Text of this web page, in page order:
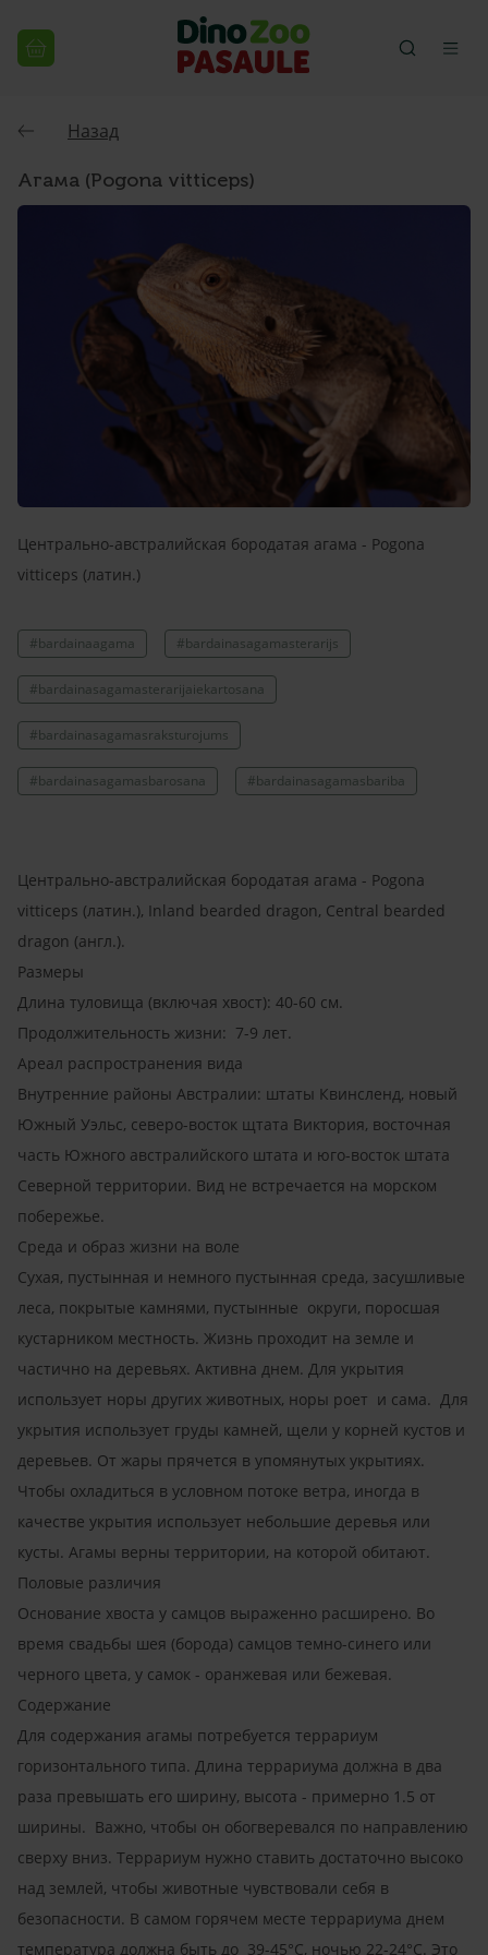
Назад
Агама (Pogona vitticeps)
Центрально-австралийская бородатая агама - Pogona
vitticeps (латин.)
#bardainaagama #bardainasagamasterarijs
#bardainasagamasterarijaiekartosana
#bardainasagamasraksturojums
#bardainasagamasbarosana #bardainasagamasbariba
Центрально-австралийская бородатая агама - Pogona
vitticeps (латин.), Inland bearded dragon, Central bearded
dragon (англ.).
Размеры
Длина туловища (включая хвост): 40-60 см.
Продолжительность жизни: 7-9 лет.
Ареал распространения вида
Внутренние районы Австралии: штаты Квинсленд, новый
Южный Уэльс, северо-восток щтата Виктория, восточная
часть Южного австралийского штата и юго-восток штата
Северной территории. Вид не встречается на морском
побережье.
Среда и образ жизни на воле
Сухая, пустынная и немного пустынная среда, засушливые
леса, покрытые камнями, пустынные округи, поросшая
кустарником местность. Жизнь проходит на земле и
частично на деревьях. Активна днем. Для укрытия
использует норы других животных, норы роет и сама. Для
укрытия использует груды камней, щели у корней кустов и
деревьев. От жары прячется в упомянутых укрытиях.
Чтобы охладиться в условном потоке ветра, иногда в
качестве укрытия использует небольшие деревья или
кусты. Агамы верны территории, на которой обитают.
Половые различия
Основание хвоста у самцов выраженно расширено. Во
время свадьбы шея (борода) самцов темно-синего или
черного цвета, у самок - оранжевая или бежевая.
Содержание
Для содержания агамы потребуется террариум
горизонтального типа. Длина террариума должна в два
раза превышать его ширину, высота - примерно 1.5 от
ширины. Важно, чтобы он обогверевался по направлению
сверху вниз. Террариум нужно ставить достаточно высоко
над землей, чтобы животные чувствовали себя в
безопасности. В самом горячем месте террариума днем
температура должна быть до 39-45°C, ночью 22-24°C. Это